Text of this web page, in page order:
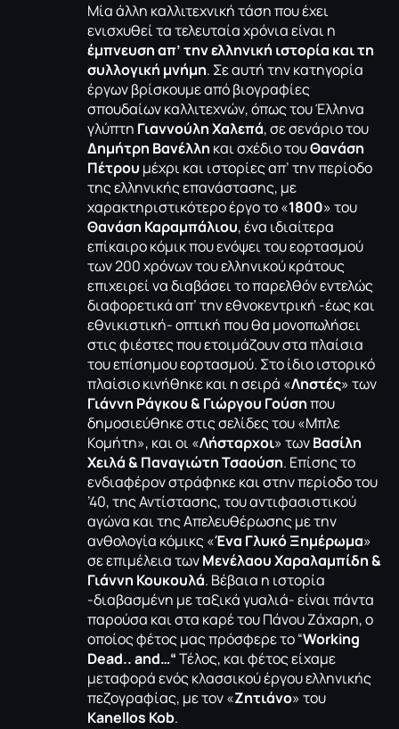
Μία άλλη καλλιτεχνική τάση που έχει
ενισχυθεί τα τελευταία χρόνια είναι η
έμπνευση απ’ την ελληνική ιστορία και τη
συλλογική μνήμη. Σε αυτή την κατηγορία
έργων βρίσκουμε από βιογραφίες
σπουδαίων καλλιτεχνών, όπως του Έλληνα
γλύπτη Γιαννούλη Χαλεπά, σε σενάριο του
Δημήτρη Βανέλλη και σχέδιο τουΘανάση
Πέτρου μέχρι και ιστορίες απ’ την περίοδο
της ελληνικής επανάστασης, με
χαρακτηριστικότερο έργο το «1800» του
Θανάση Καραμπάλιου, ένα ιδιαίτερα
επίκαιρο κόμικ που ενόψει του εορτασμού
των 200 χρόνων του ελληνικού κράτους
επιχειρεί να διαβάσει το παρελθόν εντελώς
διαφορετικά απ’ την εθνοκεντρική -έως και
εθνικιστική- οπτική που θα μονοπωλήσει
στις φιέστες που ετοιμάζουν στα πλαίσια
του επίσημου εορτασμού. Στο ίδιο ιστορικό
πλαίσιο κινήθηκε και η σειρά «Ληστές» των
Γιάννη Ράγκου & Γιώργου Γούσηπου
δημοσιεύθηκε στις σελίδες του «Μπλε
Κομήτη», και οι «Λήσταρχοι» τωνΒασίλη
Χειλά & Παναγιώτη Τσαούση. Επίσης το
ενδιαφέρον στράφηκε και στην περίοδο του
’40, της Αντίστασης, του αντιφασιστικού
αγώνα και της Απελευθέρωσης με την
ανθολογία κόμικς «Ένα Γλυκό Ξημέρωμα»
σε επιμέλεια τωνΜενέλαου Χαραλαμπίδη &
Γιάννη Κουκουλά. Βέβαια η ιστορία
-διαβασμένη με ταξικά γυαλιά- είναι πάντα
παρούσα και στα καρέ του Πάνου Ζάχαρη, ο
οποίος φέτος μας πρόσφερε το “Working
Dead.. and…“Τέλος, και φέτος είχαμε
μεταφορά ενός κλασσικού έργου ελληνικής
πεζογραφίας, με τον «Ζητιάνο» του
Kanellos Kob.